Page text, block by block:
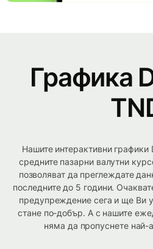
Графика
Нашите интерактивни графики
средните пазарни валутни
позволяват да преглеждате
последните до 5 години.
предупреждение сега и ще Ви
стане по-добър. А с нашите
няма да пропуснете най-